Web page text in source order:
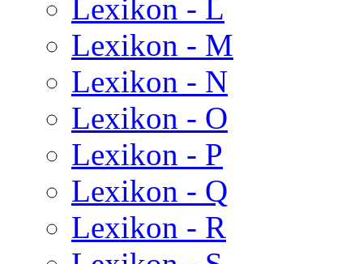
Lexikon - L
Lexikon - M
Lexikon - N
Lexikon - O
Lexikon - P
Lexikon - Q
Lexikon - R